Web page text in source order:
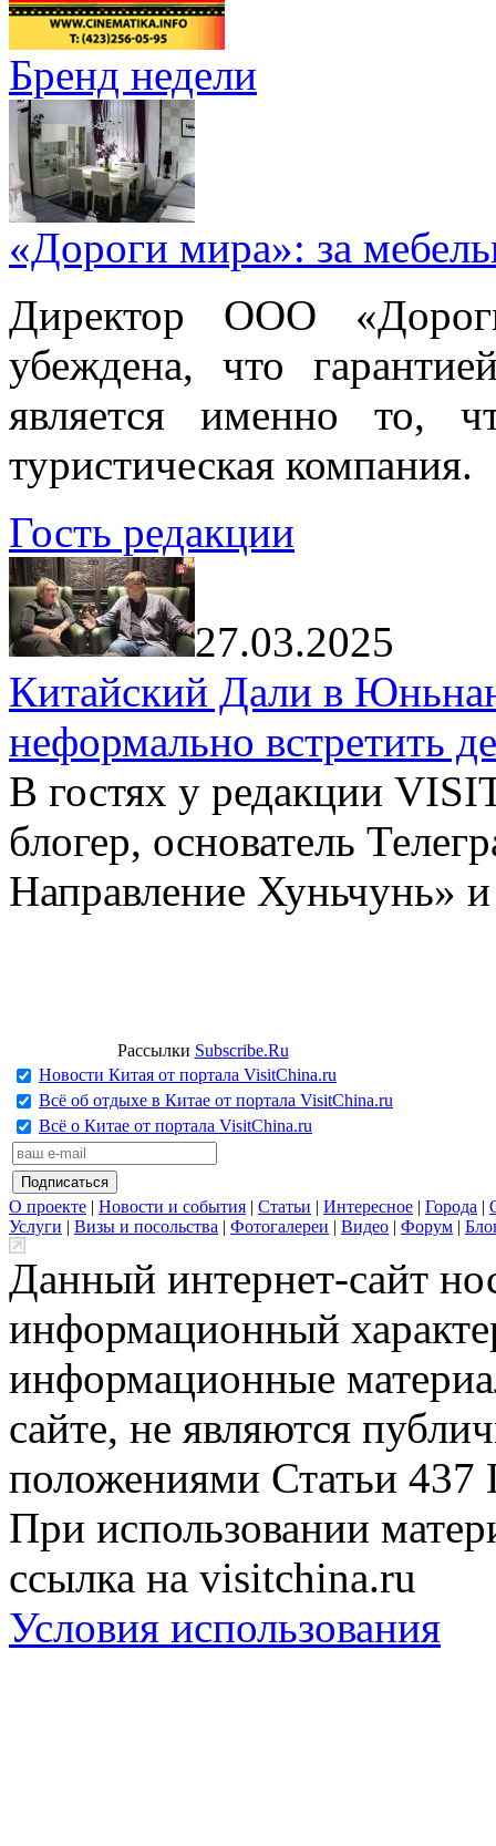
Бренд недели
«Дороги мира»: за
Директор ООО
убеждена, что
является именно то,
туристическая компания.
Гость редакции
27.03.2025
Китайский Дали в
неформально встретить
В гостях у редакции
блогер, основатель
Направление Хуньчунь»
Рассылки Subscribe.Ru
Новости Китая от портала VisitChina.ru
Всё об отдыхе в Китае от портала VisitChina.ru
Всё о Китае от портала VisitChina.ru
О проекте | Новости и события | Статьи | Интересное | Города |
Услуги | Визы и посольства | Фотогалереи | Видео | Форум |
Данный интернет-сайт
информационный
информационные
сайте, не являются
положениями Статьи 437
При использовании
ссылка на visitchina.ru
Условия использования